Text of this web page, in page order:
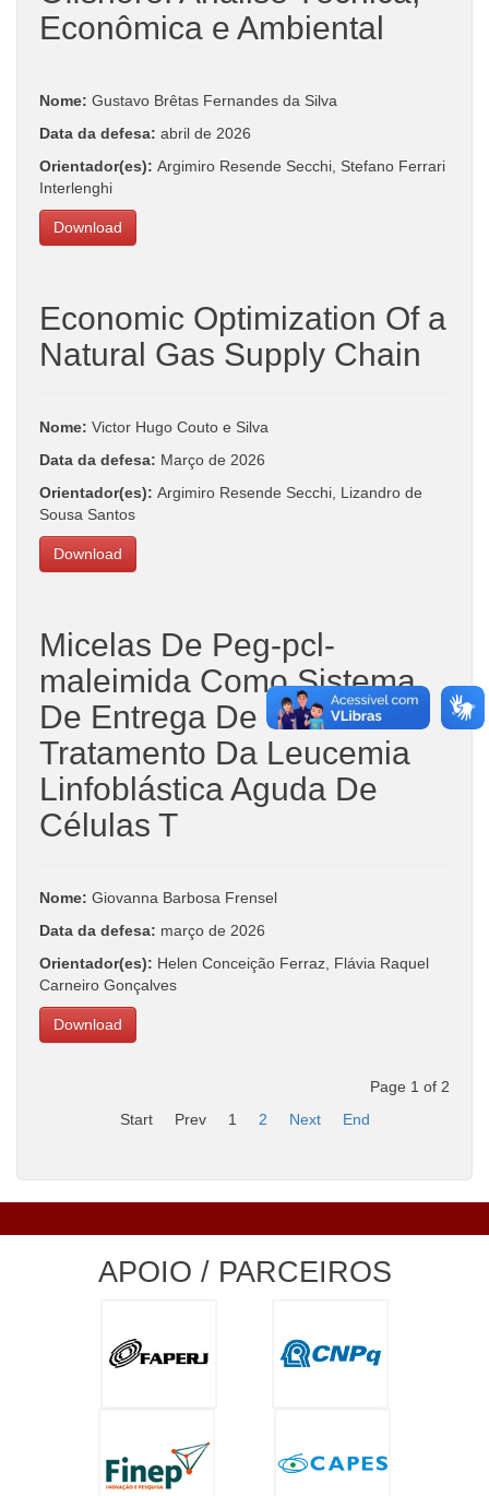
Econômica e Ambiental
Nome: Gustavo Brêtas Fernandes da Silva
Data da defesa: abril de 2026
Orientador(es): Argimiro Resende Secchi, Stefano Ferrari
Interlenghi
Download
Economic Optimization Of a
Natural Gas Supply Chain
Nome: Victor Hugo Couto e Silva
Data da defesa: Março de 2026
Orientador(es): Argimiro Resende Secchi, Lizandro de
Sousa Santos
Download
Micelas De Peg-pcl-
maleimida Como Sistema
De Entrega De Sirna Para
Tratamento Da Leucemia
Linfoblástica Aguda De
Células T
Nome: Giovanna Barbosa Frensel
Data da defesa: março de 2026
Orientador(es): Helen Conceição Ferraz, Flávia Raquel
Carneiro Gonçalves
Download
Page 1 of 2
Start
Prev 1 2 Next End
APOIO / PARCEIROS